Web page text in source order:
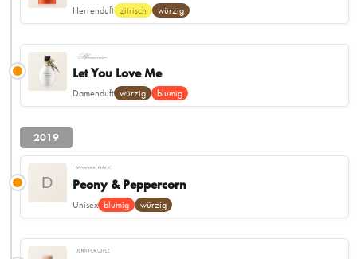
Herrenduft zitrisch würzig
Let You Love Me
Damenduft würzig blumig
2019
D Peony & Peppercorn
Unisex blumig würzig